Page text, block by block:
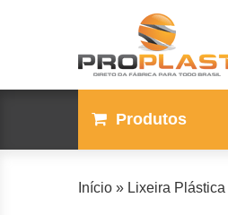
Produtos
Início » Lixeira Plástica